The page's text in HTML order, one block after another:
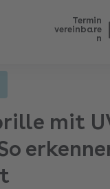
Termin
vereinbare
n
mit